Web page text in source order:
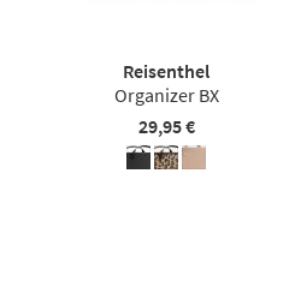
Reisenthel
Organizer BX
29,95 €